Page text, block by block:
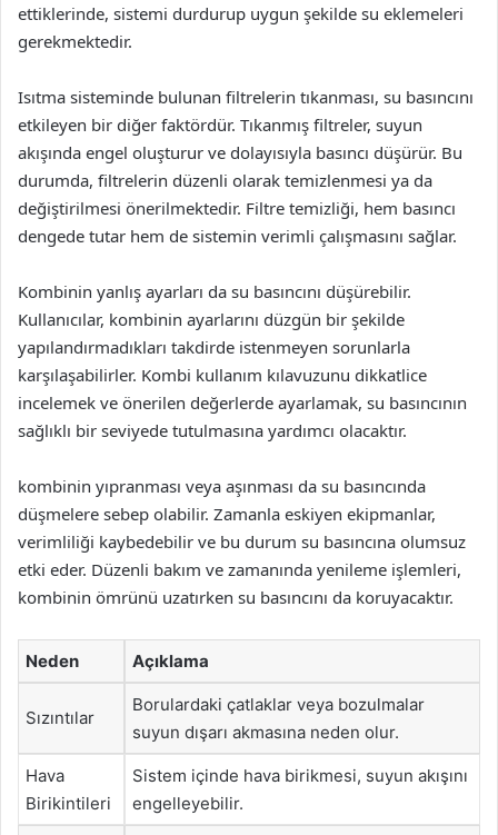
ettiklerinde, sistemi durdurup uygun şekilde su eklemeleri
gerekmektedir.
Isıtma sisteminde bulunan filtrelerin tıkanması, su basıncını
etkileyen bir diğer faktördür. Tıkanmış filtreler, suyun
akışında engel oluşturur ve dolayısıyla basıncı düşürür. Bu
durumda, filtrelerin düzenli olarak temizlenmesi ya da
değiştirilmesi önerilmektedir. Filtre temizliği, hem basıncı
dengede tutar hem de sistemin verimli çalışmasını sağlar.
Kombinin yanlış ayarları da su basıncını düşürebilir.
Kullanıcılar, kombinin ayarlarını düzgün bir şekilde
yapılandırmadıkları takdirde istenmeyen sorunlarla
karşılaşabilirler. Kombi kullanım kılavuzunu dikkatlice
incelemek ve önerilen değerlerde ayarlamak, su basıncının
sağlıklı bir seviyede tutulmasına yardımcı olacaktır.
kombinin yıpranması veya aşınması da su basıncında
düşmelere sebep olabilir. Zamanla eskiyen ekipmanlar,
verimliliği kaybedebilir ve bu durum su basıncına olumsuz
etki eder. Düzenli bakım ve zamanında yenileme işlemleri,
kombinin ömrünü uzatırken su basıncını da koruyacaktır.
Neden Açıklama
Sızıntılar
Borulardaki çatlaklar veya bozulmalar
suyun dışarı akmasına neden olur.
Hava
Birikintileri
Sistem içinde hava birikmesi, suyun akışını
engelleyebilir.